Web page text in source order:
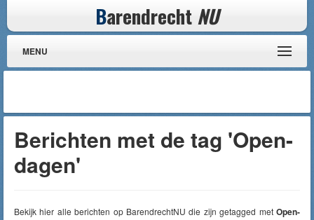
Barendrecht NU
MENU
Berichten met de tag 'Open-
dagen'
Bekijk hier alle berichten op BarendrechtNU die zijn getagged met Open-